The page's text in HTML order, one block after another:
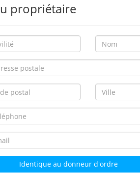
propriétaire
Identique au donneur d'ordre